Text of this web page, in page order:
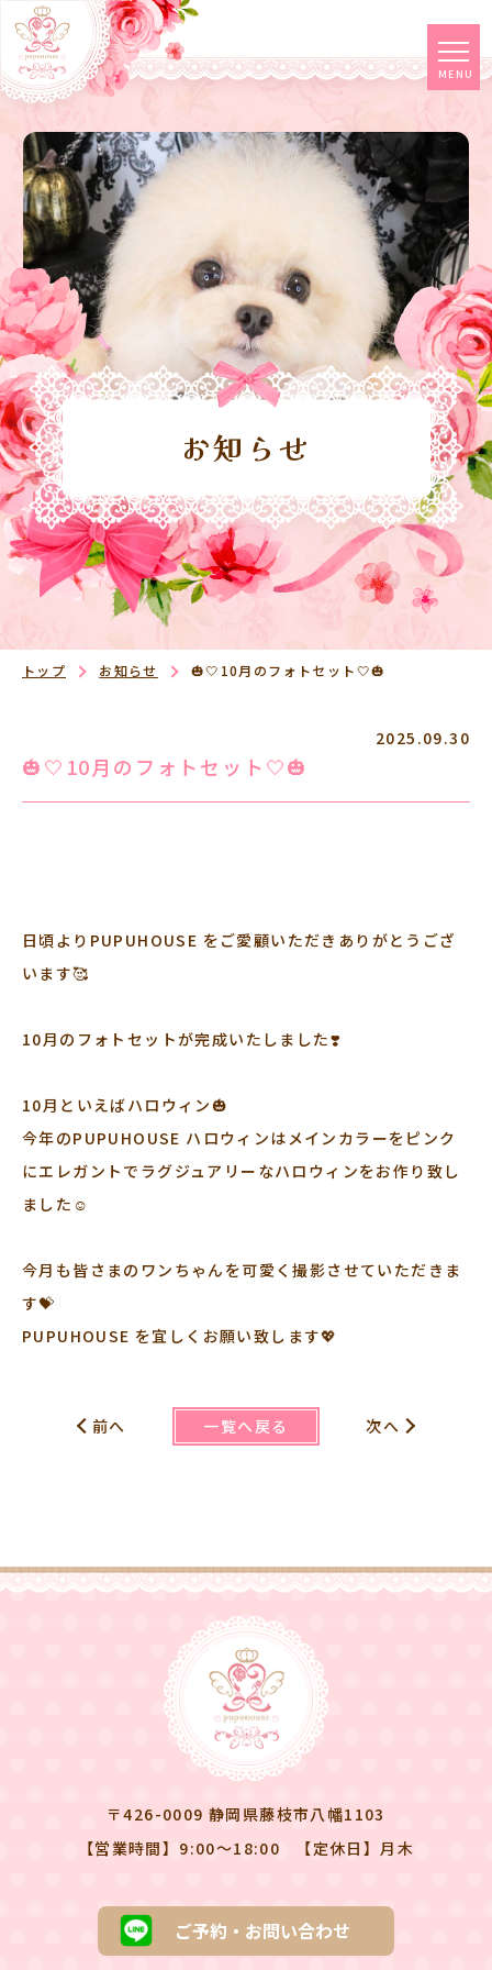
MENU
お知らせ
トップ お知らせ 🎃🤍10月のフォトセット🤍🎃
2025.09.30
🎃🤍10月のフォトセット🤍🎃
日頃よりPUPUHOUSE をご愛顧いただきありがとうござ
います🥰
10月のフォトセットが完成いたしました❣️
10月といえばハロウィン🎃
今年のPUPUHOUSE ハロウィンはメインカラーをピンク
にエレガントでラグジュアリーなハロウィンをお作り致し
ました☺️
今月も皆さまのワンちゃんを可愛く撮影させていただきま
す💝
PUPUHOUSE を宜しくお願い致します💖
前へ 次へ
一覧へ戻る
〒426-0009 静岡県藤枝市八幡1103
【営業時間】9:00～18:00
【定休日】月木
ご予約・お問い合わせ